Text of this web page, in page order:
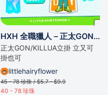
HXH 全職獵人－正太GON/KILLUA立掛二合一－全2款
正太GON/KILLUA立掛 立又可
掛也可
littlehairyflower
45 - 78珍珠 /$5.7 - $9.9
40 - 78 珍珠